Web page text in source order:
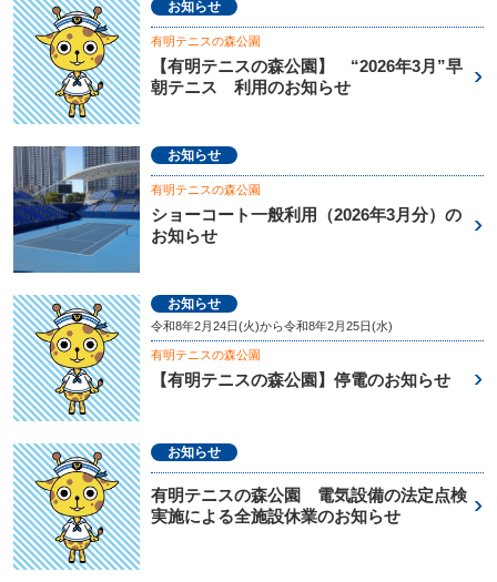
お知らせ
有明テニスの森公園
【有明テニスの森公園】 “2026年3月”早
朝テニス 利用のお知らせ
お知らせ
有明テニスの森公園
ショーコート一般利用（2026年3月分）の
お知らせ
お知らせ
令和8年2月24日(火)から令和8年2月25日(水)
有明テニスの森公園
【有明テニスの森公園】停電のお知らせ
お知らせ
有明テニスの森公園 電気設備の法定点検
実施による全施設休業のお知らせ